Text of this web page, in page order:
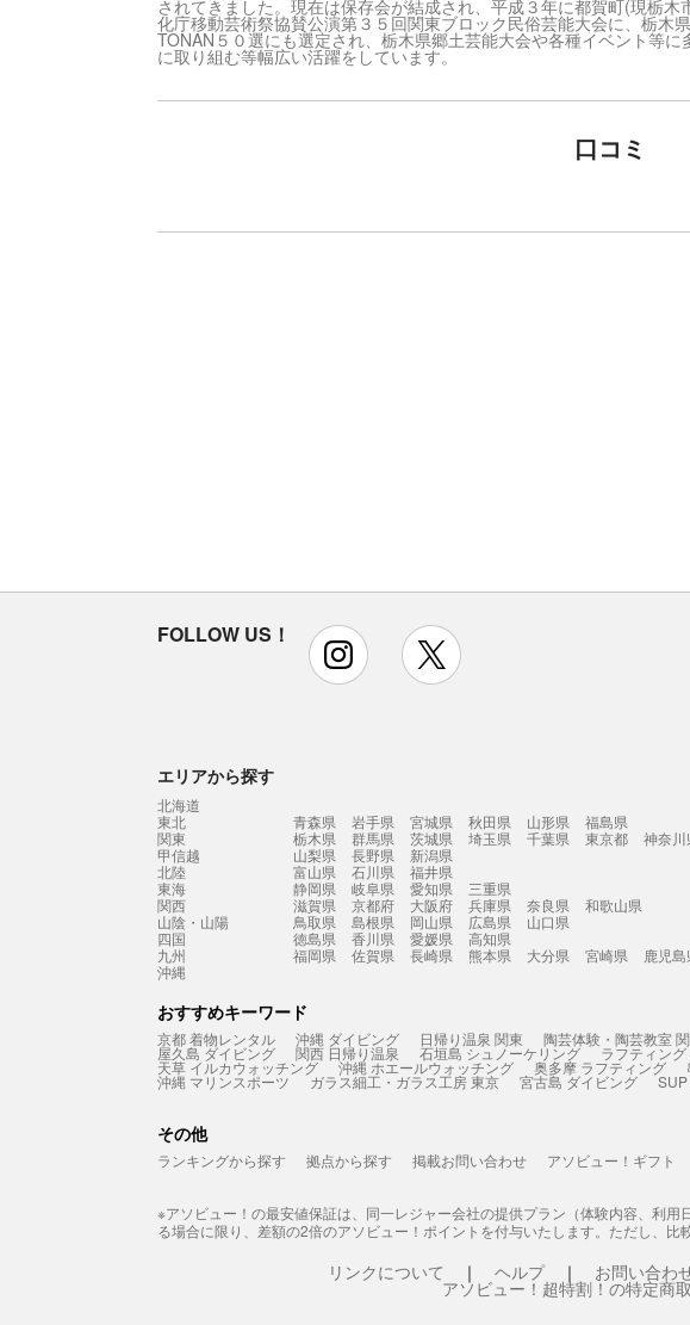
されてきました。現在は保存会が結成され、平成３年に都賀町(現栃
化庁移動芸術祭協賛公演第３５回関東ブロック民俗芸能大会に、栃木
TONAN５０選にも選定され、栃木県郷土芸能大会や各種イベント等
に取り組む等幅広い活躍をしています。
口コミ
FOLLOW US！ instagram
エリアから探す
北海道
東北
青森県 岩手県 宮城県 秋田県 山形県
福島県
関東
栃木県 群馬県 茨城県 埼玉県 千葉県 東京都
神奈川
甲信越
山梨県 長野県
新潟県
北陸
富山県 石川県
福井県
東海
静岡県 岐阜県 愛知県
三重県
関西
滋賀県 京都府 大阪府 兵庫県 奈良県
和歌山県
山陰・山陽
鳥取県 島根県 岡山県 広島県
山口県
四国
徳島県 香川県 愛媛県
高知県
九州
福岡県 佐賀県 長崎県 熊本県 大分県 宮崎県
鹿児島
沖縄
おすすめキーワード
京都 着物レンタル 沖縄 ダイビング 日帰り温泉 関東 陶芸体験・陶芸教室
屋久島 ダイビング 関西 日帰り温泉 石垣島 シュノーケリング ラフティング
天草 イルカウォッチング 沖縄 ホエールウォッチング 奥多摩 ラフティング
沖縄 マリンスポーツ ガラス細工・ガラス工房 東京 宮古島 ダイビング
その他
ランキングから探す 拠点から探す 掲載お問い合わせ アソビュー！ギフト
※アソビュー！の最安値保証は、同一レジャー会社の提供プラン（体験内容、利
る場合に限り、差額の2倍のアソビュー！ポイントを付与いたします。ただし、
リンクについて ヘルプ お問い合わ
アソビュー！超特割！の特定商